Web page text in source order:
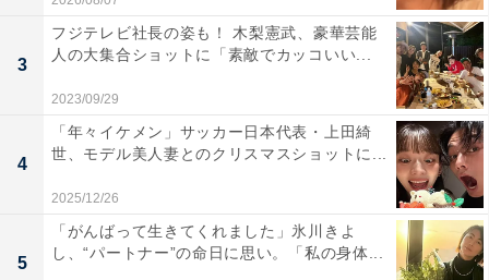
3
フジテレビ社長の姿も！ 木梨憲武、豪華芸能
人の大集合ショットに「素敵でカッコいい...
2023/09/29
4
「年々イケメン」サッカー日本代表・上田綺
世、モデル美人妻とのクリスマスショットに...
2025/12/26
5
「がんばって生きてくれました」氷川きよ
し、“パートナー”の命日に思い。「私の身体...